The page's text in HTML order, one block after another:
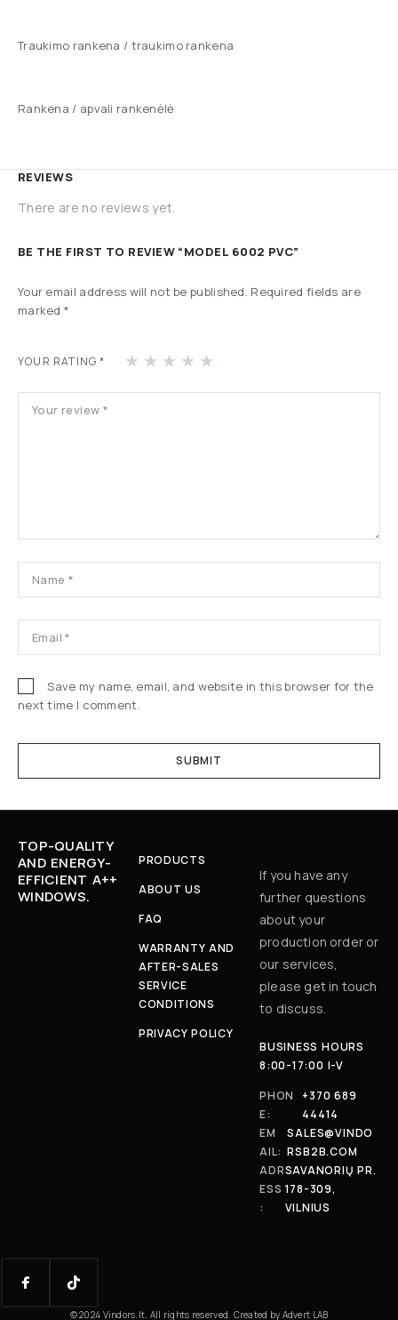
Traukimo rankena / traukimo rankena
Rankena / apvali rankenėlė
REVIEWS
There are no reviews yet.
BE THE FIRST TO REVIEW “MODEL 6002 PVC”
Your email address will not be published. Required fields are
marked*
YOUR RATING* 1 2 3 4
Save my name, email, and website in this browser for the
next time I comment.
TOP-QUALITY
AND ENERGY-
EFFICIENT A++
WINDOWS.
PRODUCTS
ABOUT US
FAQ
WARRANTY AND
AFTER-SALES
SERVICE
CONDITIONS
PRIVACY POLICY
If you have any
further questions
about your
production order or
our services,
please get in touch
to discuss.
BUSINESS HOURS
8:00-17:00 I-V
PHON
E:
+370 689
44414
EM
AIL:
SALES@VINDO
RSB2B.COM
ADR
ESS
:
SAVANORIŲ PR.
178-309,
VILNIUS
© 2024 Vindors.lt. All rights reserved. Created by Advert LAB